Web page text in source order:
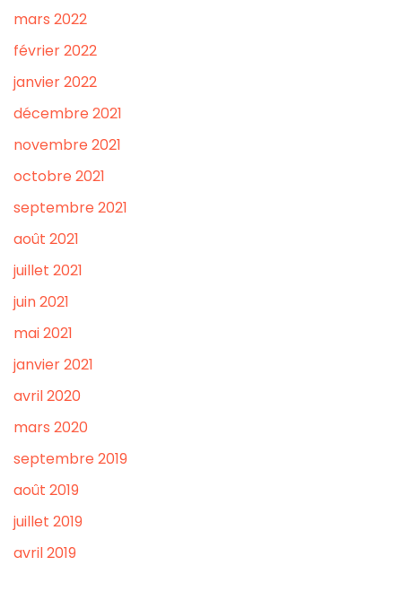
mars 2022
février 2022
janvier 2022
décembre 2021
novembre 2021
octobre 2021
septembre 2021
août 2021
juillet 2021
juin 2021
mai 2021
janvier 2021
avril 2020
mars 2020
septembre 2019
août 2019
juillet 2019
avril 2019